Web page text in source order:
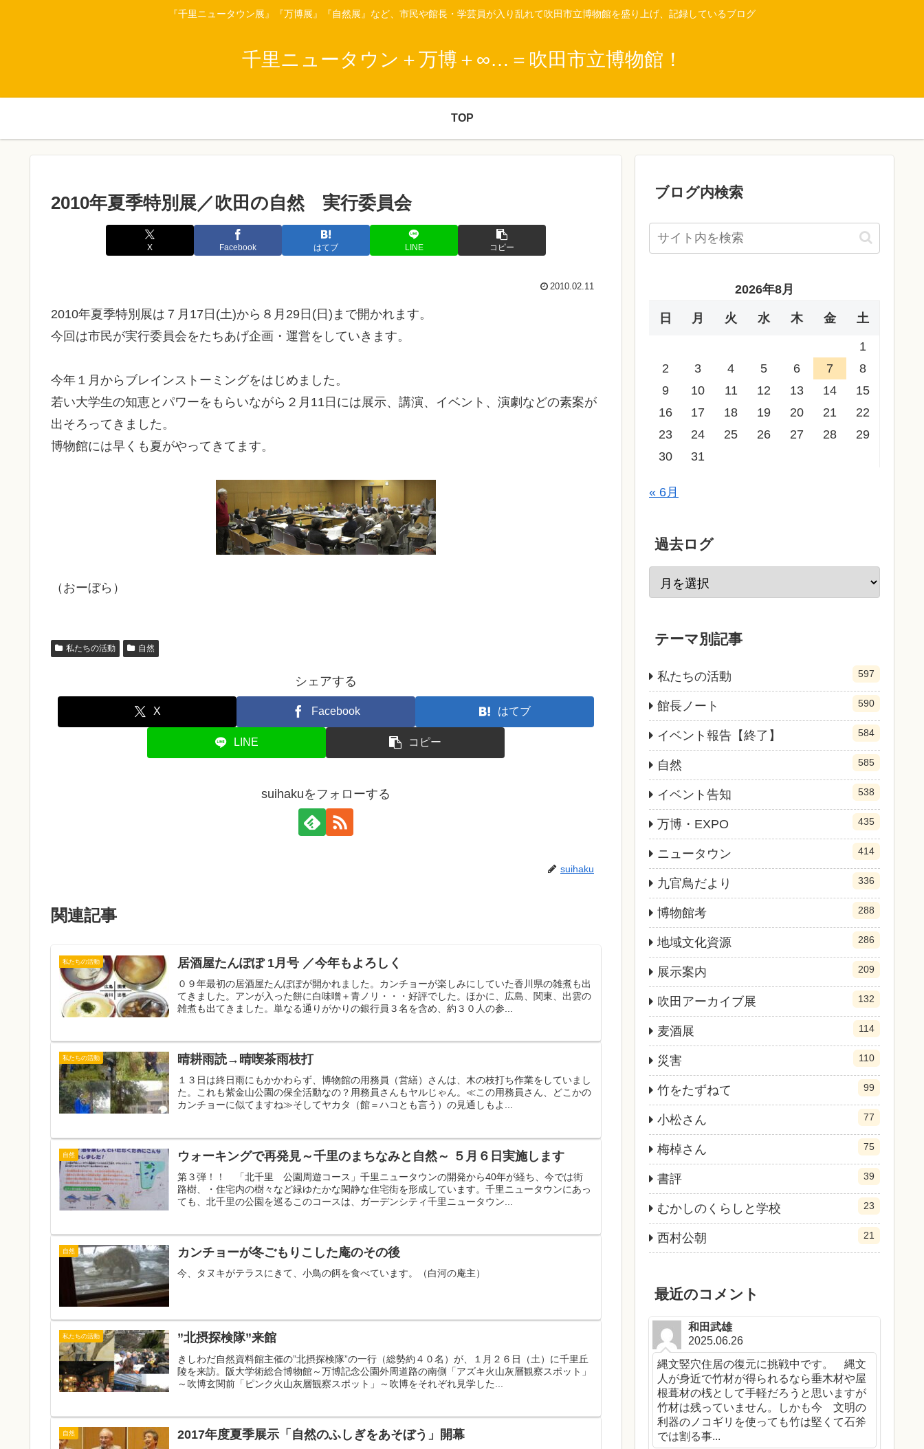
『千里ニュータウン展』『万博展』『自然展』など、市民や館長・学芸員が入り乱れて吹田市立博物館を盛り上げ、記録しているブログ
千里ニュータウン＋万博＋∞…＝吹田市立博物館！
TOP
2010年夏季特別展／吹田の自然 実行委員会
X Facebook はてブ LINE コピー
2010.02.11
2010年夏季特別展は７月17日(土)から８月29日(日)まで開かれます。
今回は市民が実行委員会をたちあげ企画・運営をしていきます。
今年１月からブレインストーミングをはじめました。
若い大学生の知恵とパワーをもらいながら２月11日には展示、講演、イベント、演劇などの素案が
出そろってきました。
博物館には早くも夏がやってきてます。
（おーぼら）
私たちの活動 自然
シェアする
X Facebook はてブ
LINE コピー
suihakuをフォローする
suihaku
関連記事
私たちの活動 居酒屋たんぽぽ 1月号 ／今年もよろしく
０９年最初の居酒屋たんぽぽが開かれました。カンチョーが楽しみにしていた香川県の雑煮も出
てきました。アンが入った餅に白味噌＋青ノリ・・・好評でした。ほかに、広島、関東、出雲の
雑煮も出てきました。単なる通りがかりの銀行員３名を含め、約３０人の参...
私たちの活動 晴耕雨読→晴喫茶雨枝打
１３日は終日雨にもかかわらず、博物館の用務員（営繕）さんは、木の枝打ち作業をしていまし
た。これも紫金山公園の保全活動なの？用務員さんもヤルじゃん。≪この用務員さん、どこかの
カンチョーに似てますね≫そしてヤカタ（館＝ハコとも言う）の見通しもよ...
自然 ウォーキングで再発見～千里のまちなみと自然～ ５月６日実施します
第３弾！！ 「北千里 公園周遊コース」千里ニュータウンの開発から40年が経ち、今では街
路樹、・住宅内の樹々など緑ゆたかな閑静な住宅街を形成しています。千里ニュータウンにあっ
ても、北千里の公園を巡るこのコースは、ガーデンシティ千里ニュータウン...
自然 カンチョーが冬ごもりこした庵のその後
今、タヌキがテラスにきて、小鳥の餌を食べています。（白河の庵主）
私たちの活動 ”北摂探検隊”来館
きしわだ自然資料館主催の”北摂探検隊”の一行（総勢約４０名）が、１月２６日（土）に千里丘
陵を来訪。阪大学術総合博物館～万博記念公園外周道路の南側「アズキ火山灰層観察スポット」
～吹博玄関前「ピンク火山灰層観察スポット」～吹博をそれぞれ見学した...
自然 2017年度夏季展示「自然のふしぎをあそぼう」開幕
ブログ内検索
2026年8月
日 月 火 水 木 金 土
1
2
3 4 5 6 7
8
9
10 11 12 13 14
15
16
17 18 19 20 21
22
23
24 25 26 27 28
29
30
31
« 6月
過去ログ
テーマ別記事
私たちの活動 597
館長ノート 590
イベント報告【終了】 584
自然 585
イベント告知 538
万博・EXPO 435
ニュータウン 414
九官鳥だより 336
博物館考 288
地域文化資源 286
展示案内 209
吹田アーカイブ展 132
麦酒展 114
災害 110
竹をたずねて 99
小松さん 77
梅棹さん 75
書評 39
むかしのくらしと学校 23
西村公朝 21
最近のコメント
和田武雄
2025.06.26
縄文竪穴住居の復元に挑戦中です。 縄文
人が身近で竹材が得られるなら垂木材や屋
根葺材の桟として手軽だろうと思いますが
竹材は残っていません。しかも今 文明の
利器のノコギリを使っても竹は堅くて石斧
では割る事...